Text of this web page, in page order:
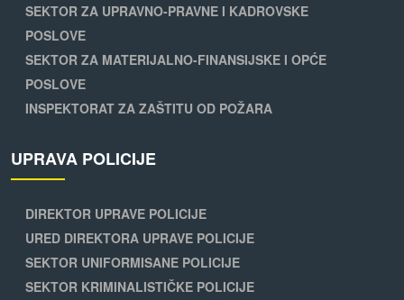
SEKTOR ZA UPRAVNO-PRAVNE I KADROVSKE
POSLOVE
SEKTOR ZA MATERIJALNO-FINANSIJSKE I OPĆE
POSLOVE
INSPEKTORAT ZA ZAŠTITU OD POŽARA
UPRAVA POLICIJE
DIREKTOR UPRAVE POLICIJE
URED DIREKTORA UPRAVE POLICIJE
SEKTOR UNIFORMISANE POLICIJE
SEKTOR KRIMINALISTIČKE POLICIJE